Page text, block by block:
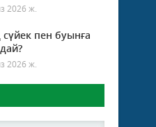
2026 ж.
пен буынға
2026 ж.